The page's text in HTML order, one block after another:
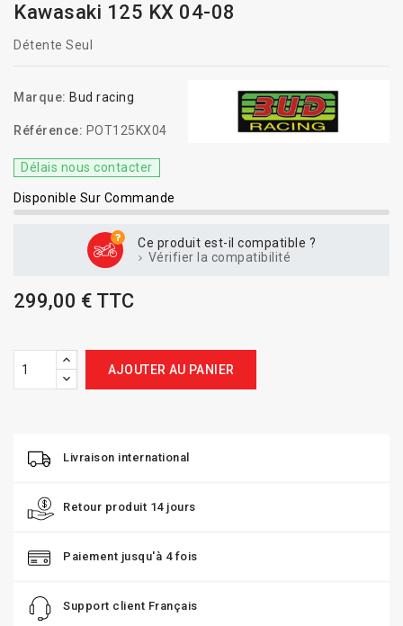
Kawasaki 125 KX 04-08
Détente Seul
Marque: Bud racing
Référence: POT125KX04
Délais nous contacter
Disponible Sur Commande
Ce produit est-il compatible ?
Vérifier la compatibilité
299,00 € TTC
AJOUTER AU PANIER
Livraison international
Retour produit 14 jours
Paiement jusqu'à 4 fois
Support client Français